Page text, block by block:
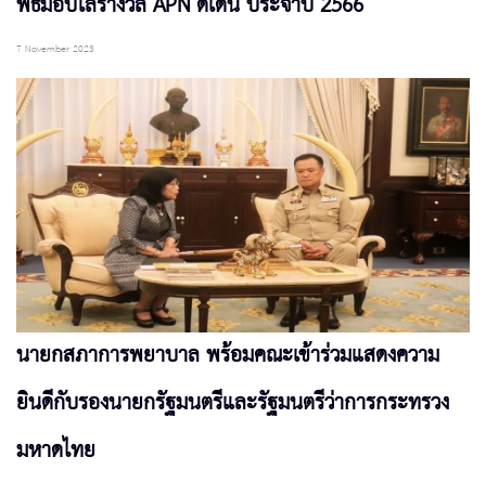
7 November 2023
นายกสภาการพยาบาล พร้อมคณะเข้าร่วมแสดงความ
ยินดีกับรองนายกรัฐมนตรีและรัฐมนตรีว่าการกระทรวง
มหาดไทย